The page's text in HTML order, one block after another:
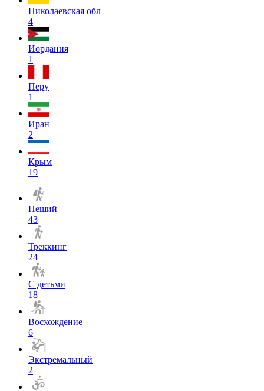
Николаевская обл
4
Иордания
1
Перу
1
Иран
2
Крым
19
Пеший
43
Треккинг
24
С детьми
18
Восхождение
6
Экстремальный
2